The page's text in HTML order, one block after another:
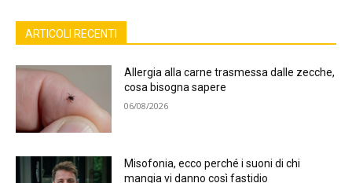
ARTICOLI RECENTI
Allergia alla carne trasmessa dalle zecche,
cosa bisogna sapere
06/08/2026
Misofonia, ecco perché i suoni di chi
mangia vi danno così fastidio